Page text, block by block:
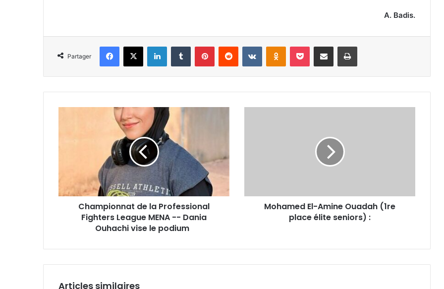
A. Badis.
Partager
Facebook
X LinkedinTumblr PinterestReddit VKontakteOdnoklassniki
Pocket Partager par email Imprimer
-
Ouhachi
Championnat de la Professional
Fighters League MENA -- Dania
Ouhachi vise le podium
Mohamed El-Amine Ouadah (1re
place élite seniors) :
Articles similaires